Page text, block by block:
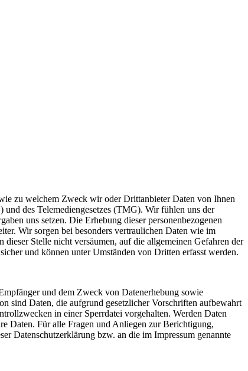
zu welchem Zweck wir oder Drittanbieter Daten von Ihnen
des Telemediengesetzes (TMG). Wir fühlen uns der
uns setzen. Die Erhebung dieser personenbezogenen
Wir sorgen bei besonders vertraulichen Daten wie im
Stelle nicht versäumen, auf die allgemeinen Gefahren der
und können unter Umständen von Dritten erfasst werden.
und dem Zweck von Datenerhebung sowie
sind Daten, die aufgrund gesetzlicher Vorschriften aufbewahrt
in einer Sperrdatei vorgehalten. Werden Daten
Daten. Für alle Fragen und Anliegen zur Berichtigung,
Datenschutzerklärung bzw. an die im Impressum genannte